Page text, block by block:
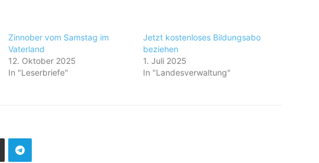
Zinnober vom Samstag im
Vaterland
12. Oktober 2025
In "Leserbriefe"
Jetzt kostenloses Bildungsabo
beziehen
1. Juli 2025
In "Landesverwaltung"